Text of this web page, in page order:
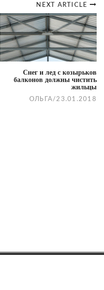
NEXT ARTICLE
Снег и лед с козырьков
балконов должны чистить
жильцы
ОЛЬГА / 23.01.2018